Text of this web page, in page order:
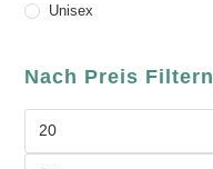
Unisex
Nach Preis Filtern